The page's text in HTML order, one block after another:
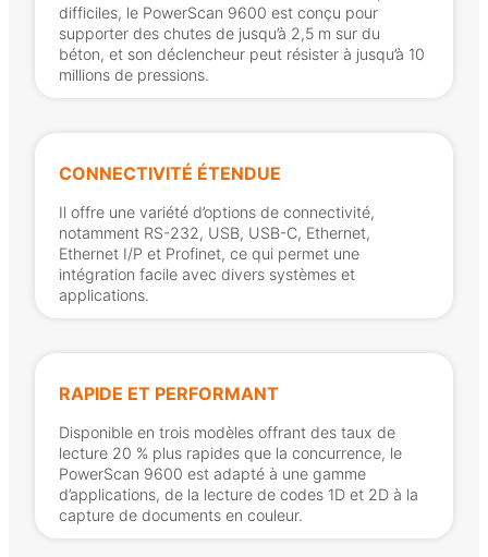
difficiles, le PowerScan 9600 est conçu pour
supporter des chutes de jusqu’à 2,5 m sur du
béton, et son déclencheur peut résister à jusqu’à 10
millions de pressions.
CONNECTIVITÉ ÉTENDUE
Il offre une variété d’options de connectivité,
notamment RS-232, USB, USB-C, Ethernet,
Ethernet I/P et Profinet, ce qui permet une
intégration facile avec divers systèmes et
applications.
RAPIDE ET PERFORMANT
Disponible en trois modèles offrant des taux de
lecture 20 % plus rapides que la concurrence, le
PowerScan 9600 est adapté à une gamme
d’applications, de la lecture de codes 1D et 2D à la
capture de documents en couleur.